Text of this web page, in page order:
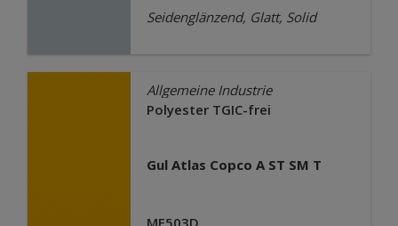
Seidenglänzend, Glatt, Solid
Allgemeine Industrie
Polyester TGIC-frei
Gul Atlas Copco A ST SM T